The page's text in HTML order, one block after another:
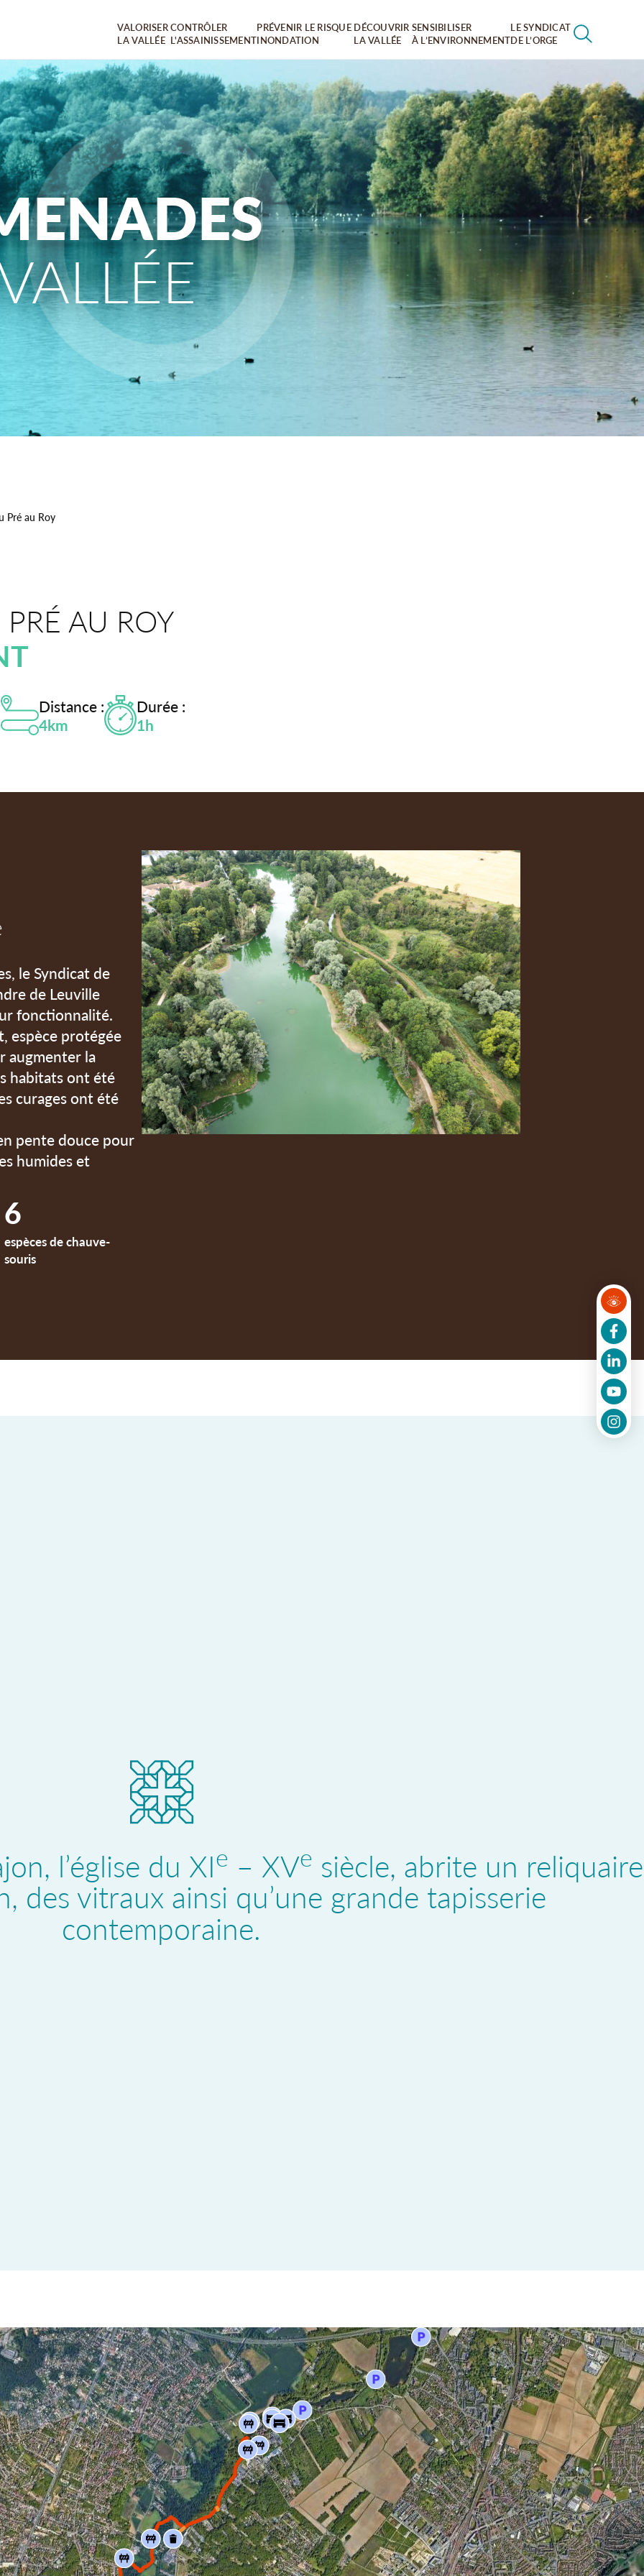
VALORISER
LA VALLÉE
CONTRÔLER
L'ASSAINISSEMENT
PRÉVENIR LE RISQUE
INONDATION
DÉCOUVRIR
LA VALLÉE
SENSIBILISER
À L’ENVIRONNEMENT
LE SYNDICAT
DE L’ORGE
RECHERCHER
Pré au Roy
AU ROY
Distance :
4km
Durée :
1h
le Syndicat de
de Leuville
fonctionnalité.
espèce protégée
augmenter la
habitats ont été
curages ont été
pente douce pour
humides et
6
espèces de chauve-
souris
l’église du XIe – XVe siècle, abrite un reliquaire
des vitraux ainsi qu’une grande tapisserie
contemporaine.